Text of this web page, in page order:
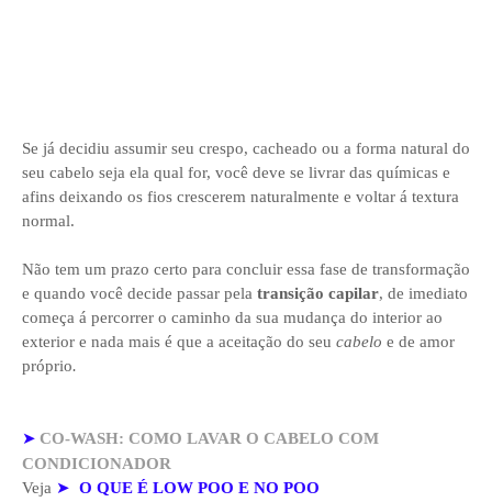
Se já decidiu assumir seu crespo, cacheado ou a forma natural do
seu cabelo seja ela qual for, você deve se livrar das químicas e
afins deixando os fios crescerem naturalmente e voltar á textura
normal.
Não tem um prazo certo para concluir essa fase de transformação
e quando você decide passar pela transição capilar, de imediato
começa á percorrer o caminho da sua mudança do interior ao
exterior e nada mais é que a aceitação do seu cabelo e de amor
próprio.
➤ CO-WASH: COMO LAVAR O CABELO COM
CONDICIONADOR
Veja ➤ O QUE É LOW POO E NO POO